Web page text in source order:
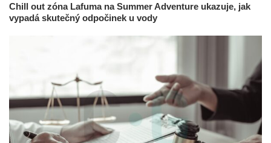
Chill out zóna Lafuma na Summer Adventure ukazuje, jak
vypadá skutečný odpočinek u vody